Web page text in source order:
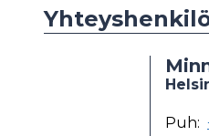
Puh: